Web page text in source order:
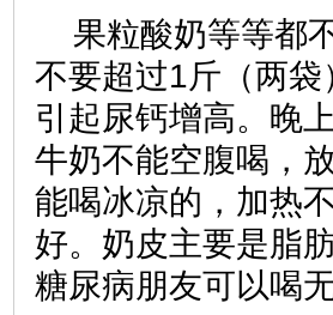
果粒酸奶等等都
不要超过1斤（两
引起尿钙增高。晚
牛奶不能空腹喝，
能喝冰凉的，加热
好。奶皮主要是脂
糖尿病朋友可以喝无